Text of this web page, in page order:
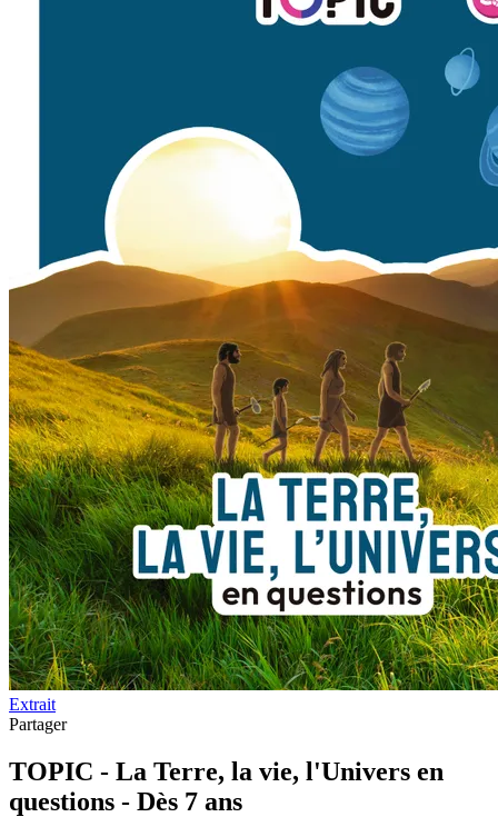
Extrait
Partager
TOPIC - La Terre, la vie, l'Univers en
questions - Dès 7 ans